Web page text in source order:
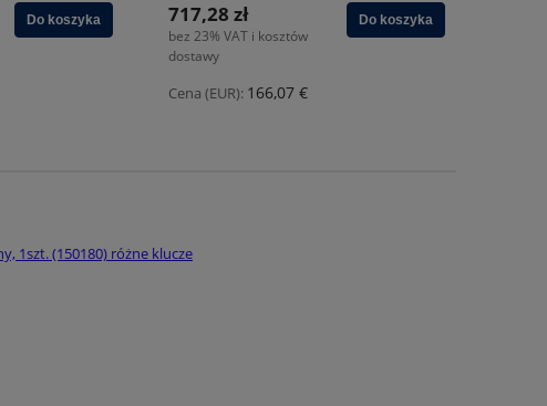
Do koszyka 717,28 zł
bez 23% VAT i kosztów
dostawy
Cena (EUR): 166,07 €
Do koszyka
1szt. (150180) różne klucze